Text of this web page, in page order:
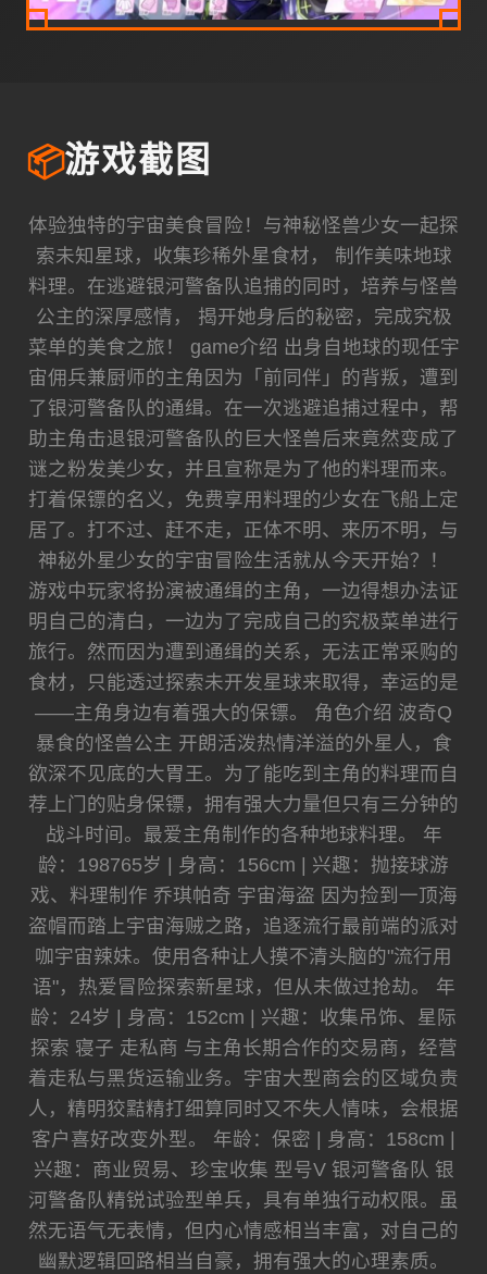
📦游戏截图
体验独特的宇宙美食冒险！与神秘怪兽少女一起探
索未知星球，收集珍稀外星食材， 制作美味地球
料理。在逃避银河警备队追捕的同时，培养与怪兽
公主的深厚感情， 揭开她身后的秘密，完成究极
菜单的美食之旅！ game介绍 出身自地球的现任宇
宙佣兵兼厨师的主角因为「前同伴」的背叛，遭到
了银河警备队的通缉。在一次逃避追捕过程中，帮
助主角击退银河警备队的巨大怪兽后来竟然变成了
谜之粉发美少女，并且宣称是为了他的料理而来。
打着保镖的名义，免费享用料理的少女在飞船上定
居了。打不过、赶不走，正体不明、来历不明，与
神秘外星少女的宇宙冒险生活就从今天开始？！
游戏中玩家将扮演被通缉的主角，一边得想办法证
明自己的清白，一边为了完成自己的究极菜单进行
旅行。然而因为遭到通缉的关系，无法正常采购的
食材，只能透过探索未开发星球来取得，幸运的是
——主角身边有着强大的保镖。 角色介绍 波奇Q
暴食的怪兽公主 开朗活泼热情洋溢的外星人，食
欲深不见底的大胃王。为了能吃到主角的料理而自
荐上门的贴身保镖，拥有强大力量但只有三分钟的
战斗时间。最爱主角制作的各种地球料理。 年
龄：198765岁 | 身高：156cm | 兴趣：抛接球游
戏、料理制作 乔琪帕奇 宇宙海盗 因为捡到一顶海
盗帽而踏上宇宙海贼之路，追逐流行最前端的派对
咖宇宙辣妹。使用各种让人摸不清头脑的"流行用
语"，热爱冒险探索新星球，但从未做过抢劫。 年
龄：24岁 | 身高：152cm | 兴趣：收集吊饰、星际
探索 寝子 走私商 与主角长期合作的交易商，经营
着走私与黑货运输业务。宇宙大型商会的区域负责
人，精明狡黠精打细算同时又不失人情味，会根据
客户喜好改变外型。 年龄：保密 | 身高：158cm |
兴趣：商业贸易、珍宝收集 型号V 银河警备队 银
河警备队精锐试验型单兵，具有单独行动权限。虽
然无语气无表情，但内心情感相当丰富，对自己的
幽默逻辑回路相当自豪，拥有强大的心理素质。